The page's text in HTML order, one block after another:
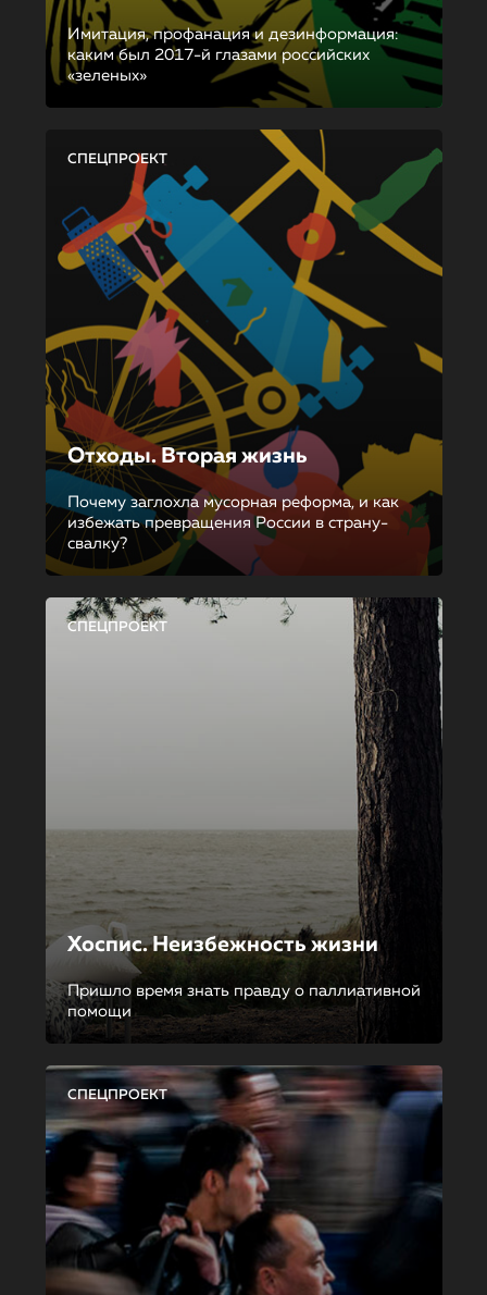
Имитация, профанация и дезинформация:
каким был 2017-й глазами российских
«зеленых»
СПЕЦПРОЕКТ
Отходы. Вторая жизнь
Почему заглохла мусорная реформа, и как
избежать превращения России в страну-
свалку?
СПЕЦПРОЕКТ
Хоспис. Неизбежность жизни
Пришло время знать правду о паллиативной
помощи
СПЕЦПРОЕКТ